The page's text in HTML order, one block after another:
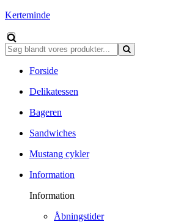
Kerteminde
Forside
Delikatessen
Bageren
Sandwiches
Mustang cykler
Information
Information
Åbningstider